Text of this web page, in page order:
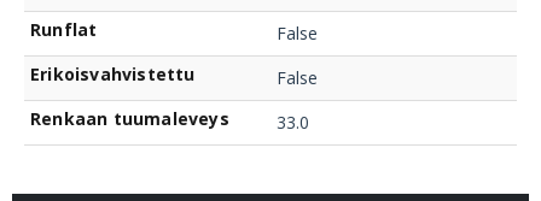
Runflat
False
Erikoisvahvistettu
False
Renkaan tuumaleveys
33.0